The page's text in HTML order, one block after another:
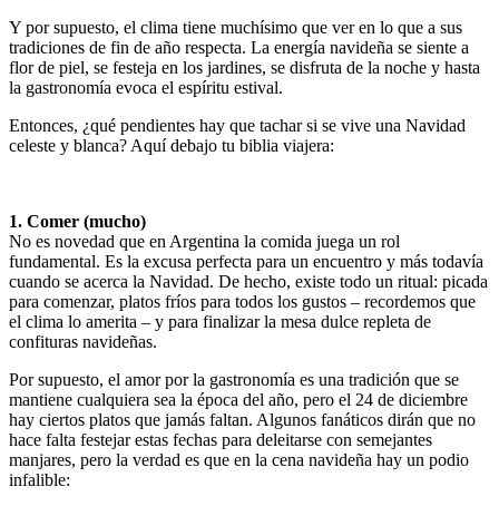
Y por supuesto, el clima tiene muchísimo que ver en lo que a sus
tradiciones de fin de año respecta. La energía navideña se siente a
flor de piel, se festeja en los jardines, se disfruta de la noche y hasta
la gastronomía evoca el espíritu estival.
Entonces, ¿qué pendientes hay que tachar si se vive una Navidad
celeste y blanca? Aquí debajo tu biblia viajera:
1. Comer (mucho)
No es novedad que en Argentina la comida juega un rol
fundamental. Es la excusa perfecta para un encuentro y más todavía
cuando se acerca la Navidad. De hecho, existe todo un ritual: picada
para comenzar, platos fríos para todos los gustos – recordemos que
el clima lo amerita – y para finalizar la mesa dulce repleta de
confituras navideñas.
Por supuesto, el amor por la gastronomía es una tradición que se
mantiene cualquiera sea la época del año, pero el 24 de diciembre
hay ciertos platos que jamás faltan. Algunos fanáticos dirán que no
hace falta festejar estas fechas para deleitarse con semejantes
manjares, pero la verdad es que en la cena navideña hay un podio
infalible: